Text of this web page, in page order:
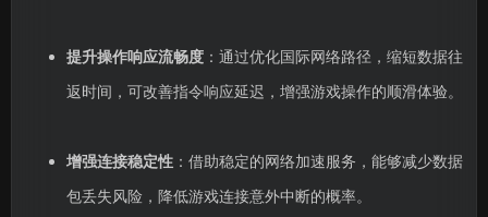
提升操作响应流畅度：通过优化国际网络路径，缩短数据往
返时间，可改善指令响应延迟，增强游戏操作的顺滑体验。
增强连接稳定性：借助稳定的网络加速服务，能够减少数据
包丢失风险，降低游戏连接意外中断的概率。